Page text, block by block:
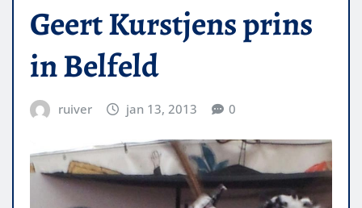
Geert Kurstjens prins
in Belfeld
ruiver jan 13, 2013 0